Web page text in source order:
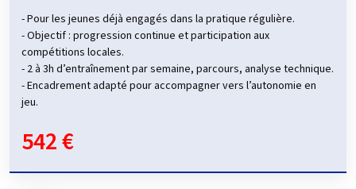
- Pour les jeunes déjà engagés dans la pratique régulière.
- Objectif : progression continue et participation aux
compétitions locales.
- 2 à 3h d’entraînement par semaine, parcours, analyse technique.
- Encadrement adapté pour accompagner vers l’autonomie en
jeu.
542 €